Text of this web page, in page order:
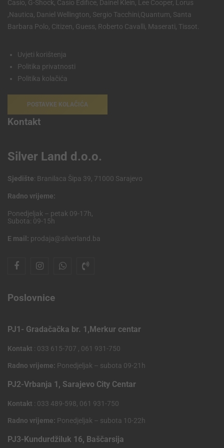
Casio, G-Shock, Casio Edifice, Dainel Klein, Lee Cooper, Lorus
,Nautica, Daniel Wellington, Sergio Tacchini,Quantum, Santa
Barbara Polo, Citizen, Guess, Roberto Cavalli, Maserati, Tissot.
Uvjeti korištenja
Politika privatnosti
Politika kolačića
POSTAVKE KOLAČIĆA
Kontakt
Silver Land d.o.o.
Sjedište: Branilaca Šipa 39, 71000 Sarajevo
Radno vrijeme:
Ponedjeljak – petak 09-17h,
Subota: 09-15h
E mail: prodaja@silverland.ba
Poslovnice
PJ1- Gradačačka br. 1,Merkur centar
Kontakt : 033 615-707 , 061 931-750
Radno vrijeme: Ponedjeljak – subota 09-21h
PJ2-Vrbanja 1, Sarajevo City Centar
Kontakt : 033 489-598, 061 931-750
Radno vrijeme: Ponedjeljak – subota 10-22h
PJ3-Kundurdžiluk 16, Baščarsija